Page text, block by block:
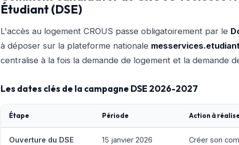
Étudiant (DSE)
L'accès au logement CROUS passe obligatoirement par le
à déposer sur la plateforme nationale
centralise à la fois la demande de logement et la demande
Les dates clés de la campagne DSE 2026-2027
Étape Période Action à
Ouverture du DSE 15 janvier 2026 Créer son